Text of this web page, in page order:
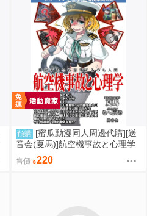
預購 [蜜瓜動漫同人周邊代購][送
音会(夏馬)]航空機事故と心理学
(同人誌)
售價 220